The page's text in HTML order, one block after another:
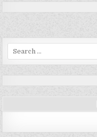
Search
for: